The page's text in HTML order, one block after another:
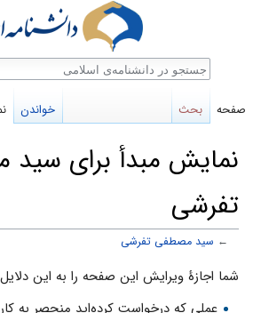
نمایش مبدأ برای
تفرشی
← سید مصطفی تفرشی
پرش
پرش
شما اجازهٔ ویرایش این صفحه را به این دلایل
عملی که درخواست کرده‌اید منحصر به
صفحه بحث خواندن
جستجو